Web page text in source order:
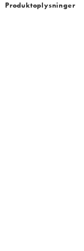
Produktoplysninger